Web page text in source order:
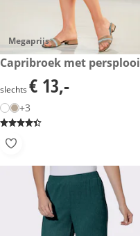
Megaprijs
€ 13,-
Capribroek met persplooi
€ 13,-
slechts € 13,-
+3